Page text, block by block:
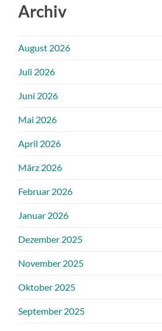
Archiv
August 2026
Juli 2026
Juni 2026
Mai 2026
April 2026
März 2026
Februar 2026
Januar 2026
Dezember 2025
November 2025
Oktober 2025
September 2025